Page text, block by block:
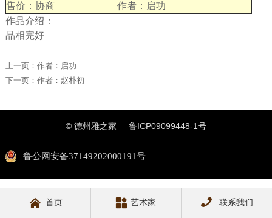
售价：协商
作者：启功
作品介绍：
品相完好
上一页： 作者：启功
下一页： 作者：赵朴初
© 德州雅之家 鲁ICP09099448-1号
鲁公网安备37149202000191号
 首页  艺术家  联系我们